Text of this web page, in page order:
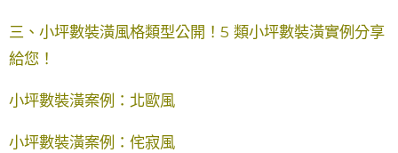
三、小坪數裝潢風格類型公開！5 類小坪數裝潢實例分享
給您！
小坪數裝潢案例：北歐風
小坪數裝潢案例：侘寂風